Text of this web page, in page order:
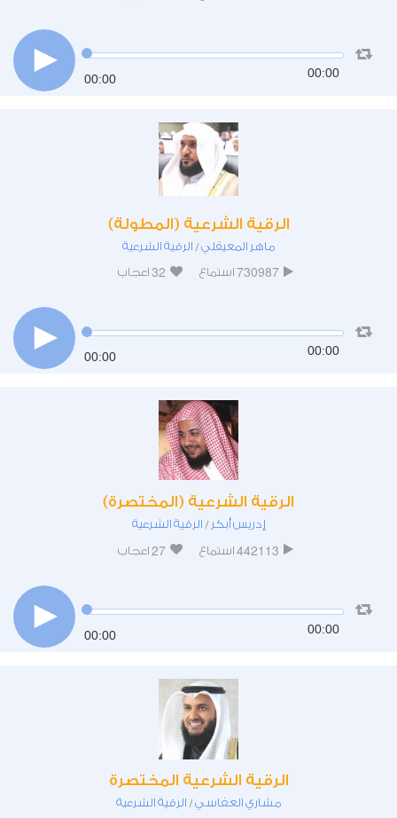
00:00 00:00
الرقية الشرعية (المطولة)
ماهر المعيقلي/ الرقية الشرعية
730987 استماع 32 اعجاب
00:00 00:00
الرقية الشرعية (المختصرة)
إدريس أبكر / الرقية الشرعية
442113 استماع 27 اعجاب
00:00 00:00
الرقية الشرعية المختصرة
مشاري العفاسي/ الرقية الشرعية